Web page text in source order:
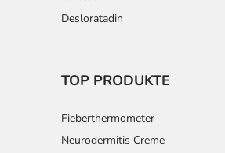
Desloratadin
TOP PRODUKTE
Fieberthermometer
Neurodermitis Creme